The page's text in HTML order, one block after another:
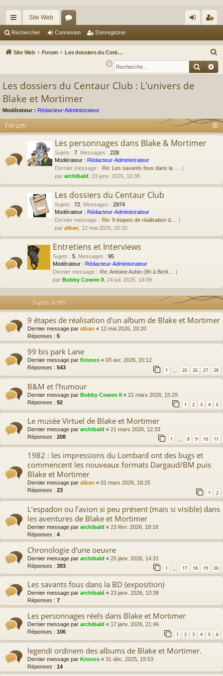
cc
ès
Site Web
or
u ne
xi
nr
eg
Rechercher Connexion S’enregistrer
Site Web Forum Les dossiers du Centaur Club : L'univers de Blake et Mortimer
e
c
c
Les dossiers du Centaur Club : L'univers de
Blake et Mortimer
Modérateur : Rédacteur-Administrateur
Forum
Les personnages dans Blake & Mortimer
Sujets : 7 Messages : 228
Modérateur : Rédacteur-Administrateur
Dernier message :
Re: Les savants fous dans la …
par archibald , 23 janv. 2026, 10:38
Les dossiers du Centaur Club
Sujets : 72 Messages : 2974
Modérateur : Rédacteur-Administrateur
Dernier message :
Re: 9 étapes de réalisation d…
par alban , 12 mai 2026, 20:20
Entretiens et Interviews
Sujets : 5 Messages : 95
Modérateur : Rédacteur-Administrateur
Dernier message :
Re: Antoine Aubin (8h à Berli…
par Bobby Cowen II , 24 juil. 2025, 18:09
Sujets actifs
9 étapes de réalisation d'un album de Blake et Mortimer
Dernier message par alban « 12 mai 2026, 20:20
Réponses : 5
99 bis park Lane
Dernier message par Kronos « 03 avr. 2026, 20:12
Réponses : 543 1 25 26 27 28
B&M et l'humour
Dernier message par Bobby Cowen II « 21 mars 2026, 15:29
Réponses : 92 1 2 3 4 5
Le musée Virtuel de Blake et Mortimer
Dernier message par archibald « 21 mars 2026, 12:33
Réponses : 208 1 … 8 9 10 11
1982 : les impressions du Lombard ont des bugs et
commencent les nouveaux formats Dargaud/BM puis
Blake et Mortimer
Dernier message par alban « 01 mars 2026, 18:25
Réponses : 23 1 2
L’espadon ou l’avion si peu présent (mais si visible) dans
les aventures de Blake et Mortimer
Dernier message par archibald « 23 févr. 2026, 18:18
Réponses : 4
Chronologie d'une oeuvre
Dernier message par archibald « 25 janv. 2026, 14:31
Réponses : 393 1 … 17 18 19 20
Les savants fous dans la BD (exposition)
Dernier message par archibald « 23 janv. 2026, 10:38
Réponses : 7
Les personnages réels dans Blake et Mortimer
Dernier message par archibald « 17 janv. 2026, 21:46
Réponses : 106 1 2 3 4 5 6
legendi ordinem des albums de Blake et Mortimer.
Dernier message par Kronos « 31 déc. 2025, 19:53
Réponses : 14